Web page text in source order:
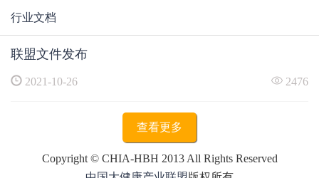
行业文档
联盟文件发布
2021-10-26 2476
查看更多
Copyright © CHIA-HBH 2013 All Rights Reserved